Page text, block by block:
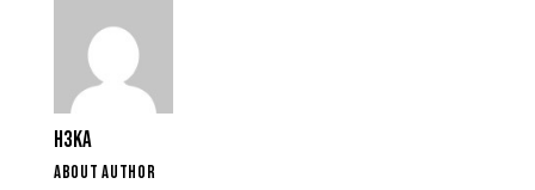
H3KA
ABOUT AUTHOR